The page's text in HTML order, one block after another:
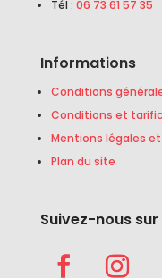
Tél : 06 73 61 57 35
Informations
Conditions
Conditions et
Mentions légales
Plan du site
Suivez-nous